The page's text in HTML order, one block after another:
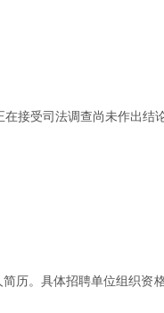
接受司法调查尚未作出结
历。具体招聘单位组织资